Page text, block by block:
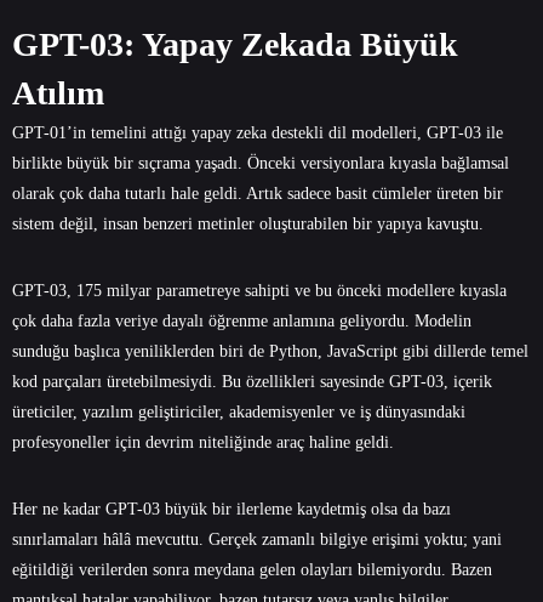
GPT-03: Yapay Zekada Büyük
Atılım
GPT-01’in temelini attığı yapay zeka destekli dil modelleri, GPT-03 ile
birlikte büyük bir sıçrama yaşadı. Önceki versiyonlara kıyasla bağlamsal
olarak çok daha tutarlı hale geldi. Artık sadece basit cümleler üreten bir
sistem değil, insan benzeri metinler oluşturabilen bir yapıya kavuştu.
GPT-03, 175 milyar parametreye sahipti ve bu önceki modellere kıyasla
çok daha fazla veriye dayalı öğrenme anlamına geliyordu. Modelin
sunduğu başlıca yeniliklerden biri de Python, JavaScript gibi dillerde temel
kod parçaları üretebilmesiydi. Bu özellikleri sayesinde GPT-03, içerik
üreticiler, yazılım geliştiriciler, akademisyenler ve iş dünyasındaki
profesyoneller için devrim niteliğinde araç haline geldi.
Her ne kadar GPT-03 büyük bir ilerleme kaydetmiş olsa da bazı
sınırlamaları hâlâ mevcuttu. Gerçek zamanlı bilgiye erişimi yoktu; yani
eğitildiği verilerden sonra meydana gelen olayları bilemiyordu. Bazen